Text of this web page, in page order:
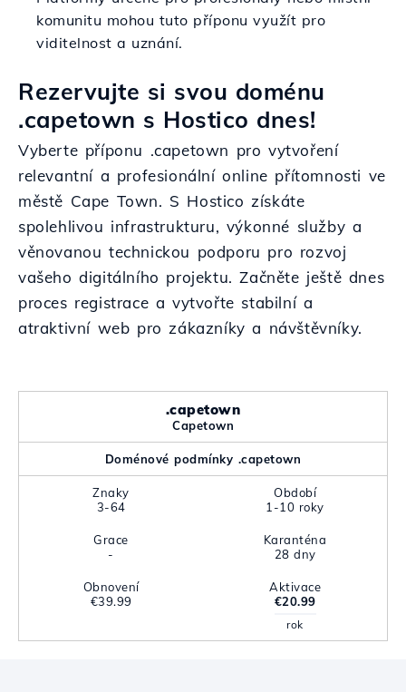
komunitu mohou tuto příponu využít pro
viditelnost a uznání.
Rezervujte si svou doménu
.capetown s Hostico dnes!
Vyberte příponu .capetown pro vytvoření
relevantní a profesionální online přítomnosti ve
městě Cape Town. S Hostico získáte
spolehlivou infrastrukturu, výkonné služby a
věnovanou technickou podporu pro rozvoj
vašeho digitálního projektu. Začněte ještě dnes
proces registrace a vytvořte stabilní a
atraktivní web pro zákazníky a návštěvníky.
.capetown
Capetown
Doménové podmínky .capetown
Znaky
3-64
Období
1-10 roky
Grace
-
Karanténa
28 dny
Obnovení
€39.99
Aktivace
€20.99
rok